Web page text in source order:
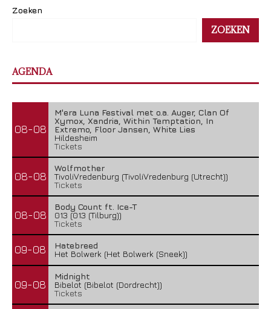
Zoeken
ZOEKEN
AGENDA
08-08
M'era Luna Festival met o.a. Auger, Clan Of
Xymox, Xandria, Within Temptation, In
Extremo, Floor Jansen, White Lies
Hildesheim
Tickets
08-08
Wolfmother
TivoliVredenburg (TivoliVredenburg (Utrecht))
Tickets
08-08
Body Count ft. Ice-T
013 (013 (Tilburg))
Tickets
09-08
Hatebreed
Het Bolwerk (Het Bolwerk (Sneek))
09-08
Midnight
Bibelot (Bibelot (Dordrecht))
Tickets